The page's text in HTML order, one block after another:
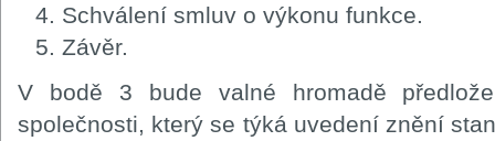
Schválení smluv o výkonu funkce.
Závěr.
V bodě 3 bude valné hromadě
společnosti, který se týká uvedení znění